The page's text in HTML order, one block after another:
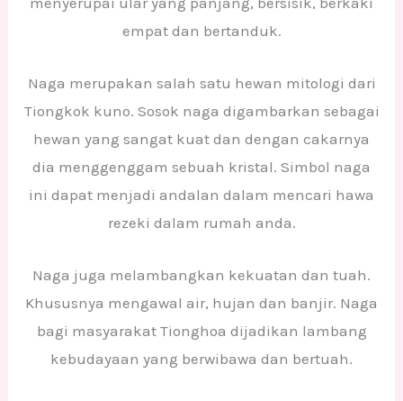
empat dan bertanduk.
Naga merupakan salah satu hewan mitologi dari
Tiongkok kuno. Sosok naga digambarkan sebagai
hewan yang sangat kuat dan dengan cakarnya
dia menggenggam sebuah kristal. Simbol naga
ini dapat menjadi andalan dalam mencari hawa
rezeki dalam rumah anda.
Naga juga melambangkan kekuatan dan tuah.
Khususnya mengawal air, hujan dan banjir. Naga
bagi masyarakat Tionghoa dijadikan lambang
kebudayaan yang berwibawa dan bertuah.